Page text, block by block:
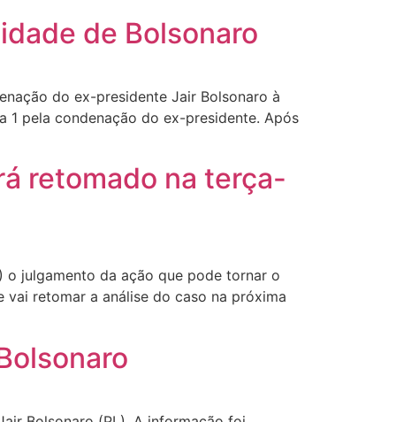
de Bolsonaro
do ex-presidente Jair Bolsonaro à
pela condenação do ex-presidente. Após
retomado na terça-
o julgamento da ação que pode tornar o
retomar a análise do caso na próxima